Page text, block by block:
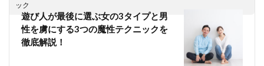
ック
遊び人が最後に選ぶ女の3タイプと男
性を虜にする3つの魔性テクニックを
徹底解説！